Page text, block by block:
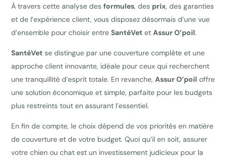
À travers cette analyse desformules, des prix, des garanties
et de l’expérience client, vous disposez désormais d’une vue
d’ensemble pour choisir entreSantéVet etAssur O’poil.
SantéVet se distingue par une couverture complète et une
approche client innovante, idéale pour ceux qui recherchent
une tranquillité d’esprit totale. En revanche,Assur O’poil offre
une solution économique et simple, parfaite pour les budgets
plus restreints tout en assurant l’essentiel.
En fin de compte, le choix dépend de vos priorités en matière
de couverture et de votre budget. Quoi qu’il en soit, assurer
votre chien ou chat est un investissement judicieux pour la